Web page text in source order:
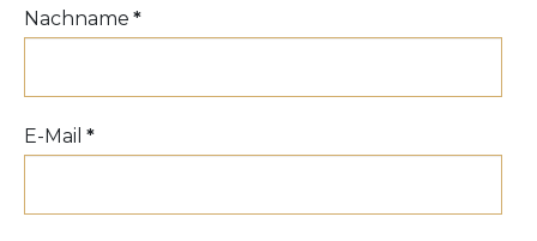
Nachname *
E-Mail *